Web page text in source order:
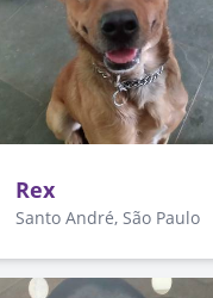
Rex
Santo André, São Paulo